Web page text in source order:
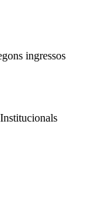
ingressos